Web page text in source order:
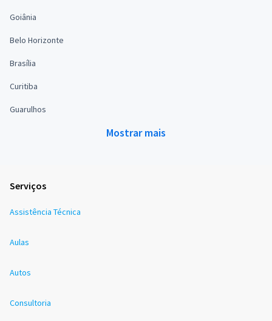
Goiânia
Belo Horizonte
Brasília
Curitiba
Guarulhos
Mostrar mais
Serviços
Assistência Técnica
Aulas
Autos
Consultoria